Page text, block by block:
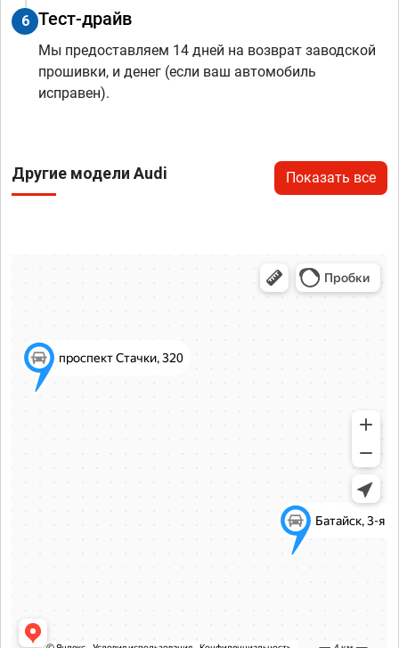
6 Тест-драйв
Мы предоставляем 14 дней на возврат заводской
прошивки, и денег (если ваш автомобиль
исправен).
Другие модели Audi Показать все